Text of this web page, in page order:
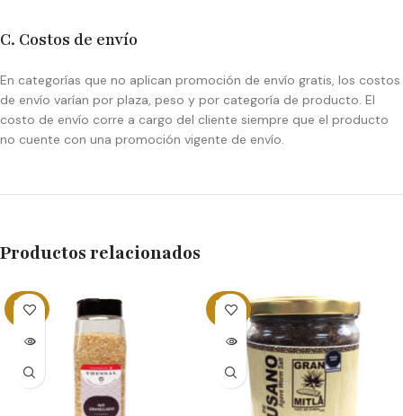
C. Costos de envío
En categorías que no aplican promoción de envío gratis, los costos
de envío varían por plaza, peso y por categoría de producto. El
costo de envío corre a cargo del cliente siempre que el producto
no cuente con una promoción vigente de envío.
Productos relacionados
SOLD
OUT
SOLD
OUT